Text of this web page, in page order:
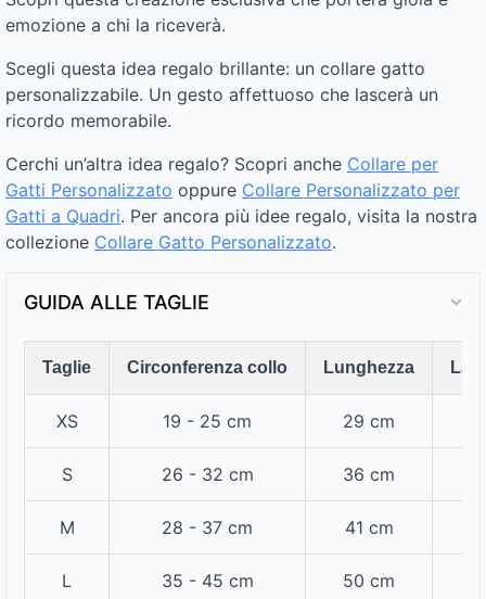
emozione a chi la riceverà.
Scegli questa idea regalo brillante: un collare gatto
personalizzabile. Un gesto affettuoso che lascerà un
ricordo memorabile.
Cerchi un’altra idea regalo? Scopri anche Collare per
Gatti Personalizzato oppure Collare Personalizzato per
Gatti a Quadri. Per ancora più idee regalo, visita la nostra
collezione Collare Gatto Personalizzato​.
GUIDA ALLE TAGLIE
Taglie Circonferenza collo Lunghezza
XS 19 - 25 cm 29 cm
S 26 - 32 cm 36 cm
M 28 - 37 cm 41 cm
L 35 - 45 cm 50 cm